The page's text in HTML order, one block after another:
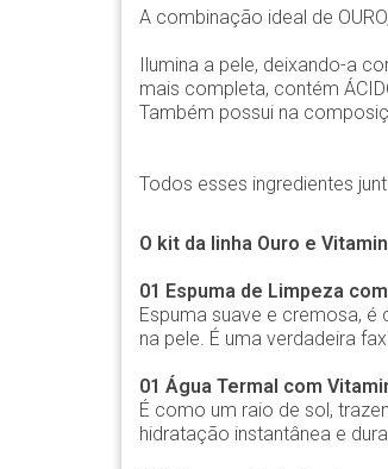
A combinação ideal de
Ilumina a pele, deixando-a
mais completa, contém
Também possui na
Todos esses ingredientes
O kit da linha Ouro e
01 Espuma de Limpeza
Espuma suave e cremosa,
na pele. É uma verdadeira
01 Água Termal com
É como um raio de sol,
hidratação instantânea e